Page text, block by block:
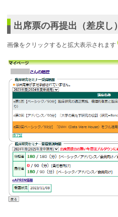
出席票の再提出（差戻し）
画像をクリックすると拡大表示されます